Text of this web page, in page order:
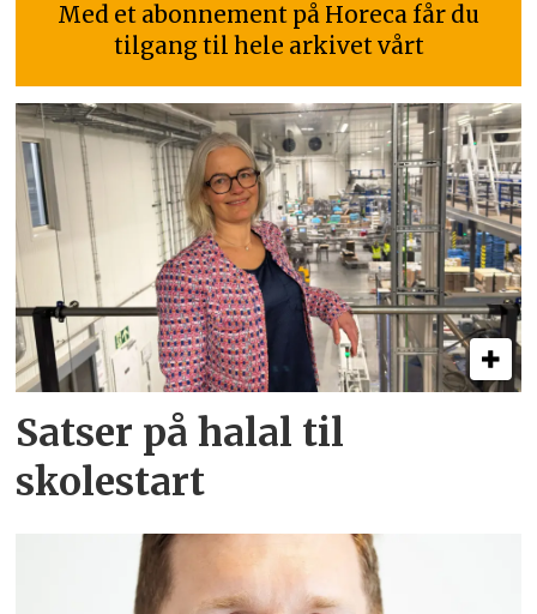
Med et abonnement på Horeca får du
tilgang til hele arkivet vårt
Satser på halal til
skolestart